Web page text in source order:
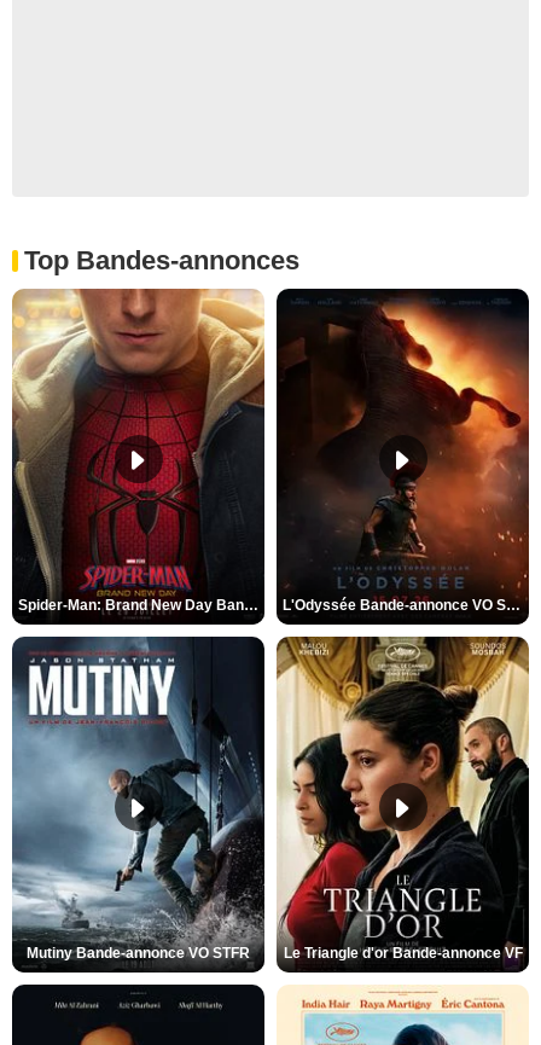
Top Bandes-annonces
Spider-Man: Brand New Day Bande-annonce VO STFR L'Odyssée Bande-annonce VO STFR
Mutiny Bande-annonce VO STFR Le Triangle d'or Bande-annonce VF